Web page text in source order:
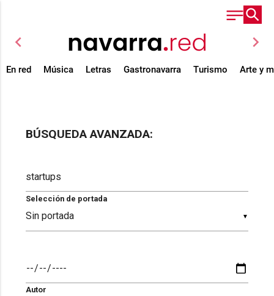
chevron_left chevron_right
En red Música Letras Gastronavarra Turismo Arte y
BÚSQUEDA AVANZADA:
▼
Selección de portada
Autor